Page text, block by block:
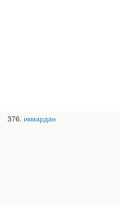
376 икмардан